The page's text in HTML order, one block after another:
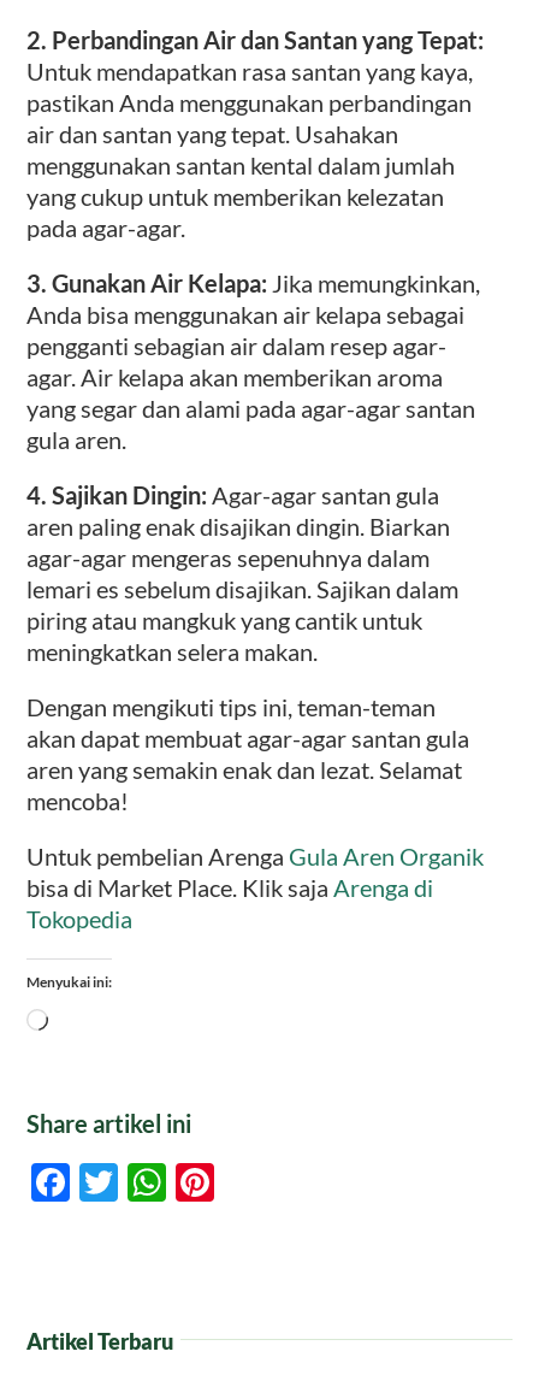
2. Perbandingan Air dan Santan yang Tepat:
Untuk mendapatkan rasa santan yang kaya,
pastikan Anda menggunakan perbandingan
air dan santan yang tepat. Usahakan
menggunakan santan kental dalam jumlah
yang cukup untuk memberikan kelezatan
pada agar-agar.
3. Gunakan Air Kelapa: Jika memungkinkan,
Anda bisa menggunakan air kelapa sebagai
pengganti sebagian air dalam resep agar-
agar. Air kelapa akan memberikan aroma
yang segar dan alami pada agar-agar santan
gula aren.
4. Sajikan Dingin: Agar-agar santan gula
aren paling enak disajikan dingin. Biarkan
agar-agar mengeras sepenuhnya dalam
lemari es sebelum disajikan. Sajikan dalam
piring atau mangkuk yang cantik untuk
meningkatkan selera makan.
Dengan mengikuti tips ini, teman-teman
akan dapat membuat agar-agar santan gula
aren yang semakin enak dan lezat. Selamat
mencoba!
Untuk pembelian Arenga Gula Aren Organik
bisa di Market Place. Klik saja Arenga di
Tokopedia
Menyukai ini:
Memuat...
Share artikel ini
Facebook
TwitterWhatsApp
Artikel Terbaru